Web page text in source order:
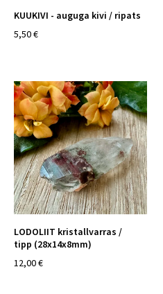
KUUKIVI - auguga kivi / ripats
5,50 €
LODOLIIT kristallvarras /
tipp (28x14x8mm)
12,00 €